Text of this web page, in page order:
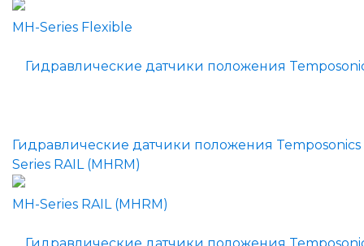
Гидравлические датчики положения Temposonics
Series RAIL (MHRM)